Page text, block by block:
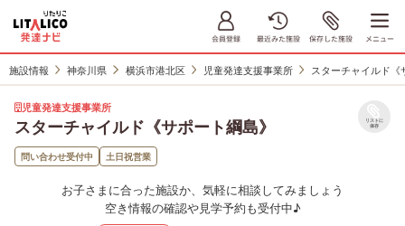
施設情報 神奈川県 横浜市港北区 児童発達支援事業所 スターチャイルド《
児童発達支援事業所
スターチャイルド《サポート綱島》 リストに
保存
問い合わせ受付中 土日祝営業
お子さまに合った施設か、気軽に相談してみましょう
空き情報の確認や見学予約も受付中♪